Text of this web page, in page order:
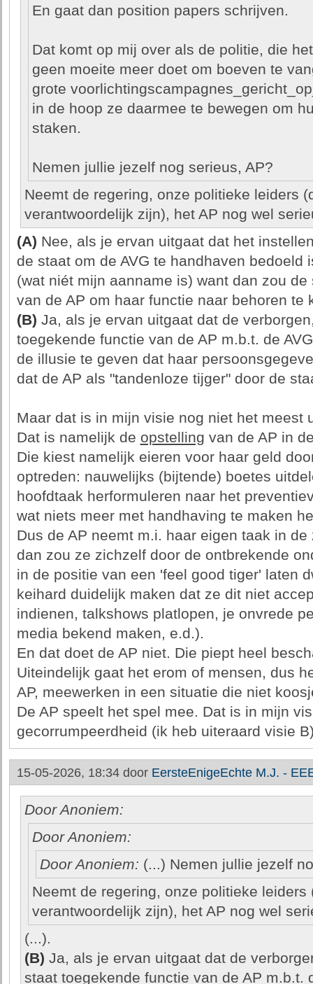
En gaat dan position papers schrijven.
Dat komt op mij over als de politie, die
geen moeite meer doet om boeven te
grote
in de hoop ze daarmee te bewegen om
staken.
Nemen jullie jezelf nog serieus, AP?
Neemt de regering, onze politieke leiders
verantwoordelijk zijn), het AP nog wel
(A) Nee, als je ervan uitgaat dat het
de staat om de AVG te handhaven bedoeld
(wat niét mijn aanname is) want dan zou
van de AP om haar functie naar behoren te
(B) Ja, als je ervan uitgaat dat de
toegekende functie van de AP m.b.t. de
de illusie te geven dat haar
dat de AP als "tandenloze tijger" door de
Maar dat is in mijn visie nog niet het meest
Dat is namelijk de opstelling van de AP in
Die kiest namelijk eieren voor haar geld
optreden: nauwelijks (bijtende) boetes
hoofdtaak herformuleren naar het
wat niets meer met handhaving te maken
Dus de AP neemt m.i. haar eigen taak in
dan zou ze zichzelf door de ontbrekende
in de positie van een 'feel good tiger' laten
keihard duidelijk maken dat ze dit niet
indienen, talkshows platlopen, je onvrede
media bekend maken, e.d.).
En dat doet de AP niet. Die piept heel
Uiteindelijk gaat het erom of mensen, dus
AP, meewerken in een situatie die niet
De AP speelt het spel mee. Dat is in mijn
gecorrumpeerdheid (ik heb uiteraard visie
15-05-2026, 18:34 door EersteEnigeEchte M.J. -
Door Anoniem:
Door Anoniem:
Door Anoniem: (...) Nemen jullie jezelf
Neemt de regering, onze politieke
verantwoordelijk zijn), het AP nog wel
(...).
(B) Ja, als je ervan uitgaat dat de
staat toegekende functie van de AP m.b.t.